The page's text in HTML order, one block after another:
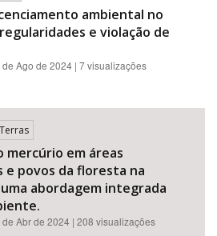
ambiental no
e violação de
de Ago de 2024 | 7 visualizações
mercúrio em áreas
e povos da floresta na
abordagem integrada
de Abr de 2024 | 208 visualizações